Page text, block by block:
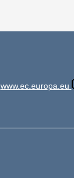
www.ec.europa.eu